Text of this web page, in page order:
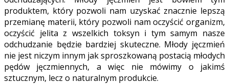
produktem, który pozwoli nam uzyskać znacznie lepszą
przemianę materii, który pozwoli nam oczyścić organizm,
oczyścić jelita z wszelkich toksyn i tym samym nasze
odchudzanie będzie bardziej skuteczne. Młody jęczmień
nie jest niczym innym jak sproszkowaną postacią młodych
pędów jęczmiennych, a więc nie mówimy o jakimś
sztucznym, lecz o naturalnym produkcie.